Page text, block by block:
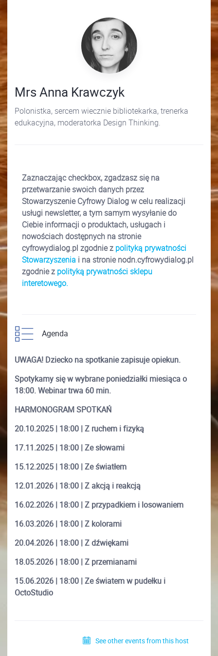
Mrs Anna Krawczyk
Polonistka, sercem wiecznie bibliotekarka, trenerka
edukacyjna, moderatorka Design Thinking.
Zaznaczając checkbox, zgadzasz się na
przetwarzanie swoich danych przez
Stowarzyszenie Cyfrowy Dialog w celu realizacji
usługi newsletter, a tym samym wysyłanie do
Ciebie informacji o produktach, usługach i
nowościach dostępnych na stronie
cyfrowydialog.pl zgodnie z polityką prywatności
Stowarzyszenia i na stronienodn.cyfrowydialog.pl
zgodnie z polityką prywatności sklepu
interetowego.
Agenda
UWAGA! Dziecko na spotkanie zapisuje opiekun.
Spotykamy się w wybrane poniedziałki miesiąca o
18:00. Webinar trwa 60 min.
HARMONOGRAM SPOTKAŃ
20.10.2025 | 18:00 | Z ruchem i fizyką
17.11.2025 | 18:00 | Ze słowami
15.12.2025 | 18:00 | Ze światłem
12.01.2026 | 18:00 | Z akcją i reakcją
16.02.2026 | 18:00 | Z przypadkiem i losowaniem
16.03.2026 | 18:00 | Z kolorami
20.04.2026 | 18:00 | Z dźwiękami
18.05.2026 | 18:00 | Z przemianami
15.06.2026 | 18:00 | Ze światem w pudełku i
OctoStudio
See other events from this host